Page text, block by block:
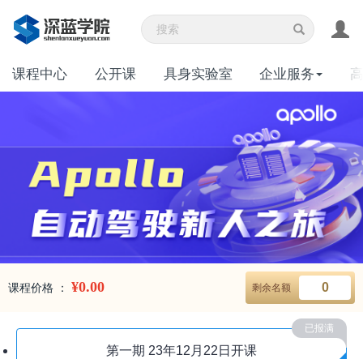
课程中心 公开课 具身实验室 企业服务
课程价格 ： ¥0.00 剩余名额 0
第一期 23年12月22日开课
已报满